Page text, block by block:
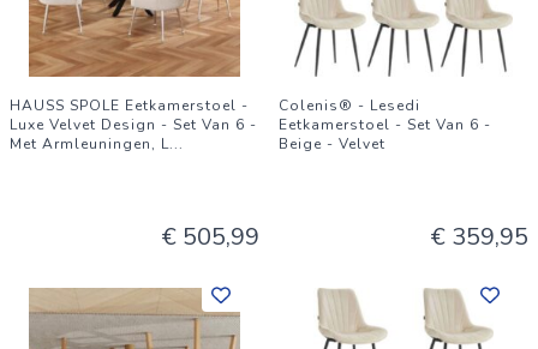
HAUSS SPOLE Eetkamerstoel -
Luxe Velvet Design - Set Van 6 -
Met Armleuningen, L...
€ 505,99
Colenis® - Lesedi
Eetkamerstoel - Set Van 6 -
Beige - Velvet
€ 359,95